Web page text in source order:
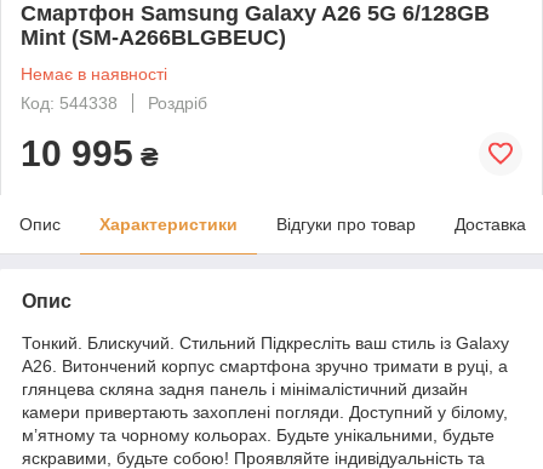
Смартфон Samsung Galaxy A26 5G 6/128GB
Mint (SM-A266BLGBEUC)
Немає в наявності
Код: 544338
Роздріб
10 995 ₴
Опис Характеристики Відгуки про товар Доставка
Опис
Тонкий. Блискучий. Стильний Підкресліть ваш стиль із Galaxy
A26. Витончений корпус смартфона зручно тримати в руці, а
глянцева скляна задня панель і мінімалістичний дизайн
камери привертають захоплені погляди. Доступний у білому,
м’ятному та чорному кольорах. Будьте унікальними, будьте
яскравими, будьте собою! Проявляйте індивідуальність та